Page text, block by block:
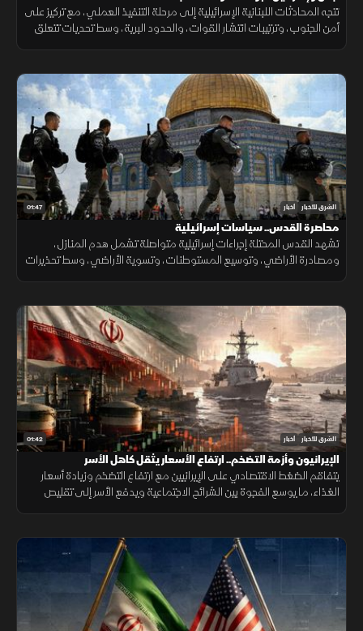
تتجه المحادثات اللبنانية الإسرائيلية إلى مرحلة التنفيذ العملي، مع تركيز على
أمن الجنوب، وترتيبات انتشار القوات، والحدود البرية، وسط تحديات تتعلق
01:47 الشرق للأخبار أخبار
محاصرة القدس.. سياسات إسرائيلية
تشهد القدس المحتلة إجراءات إسرائيلية متواصلة تشمل هدم المنازل،
ومصادرة الأراضي، وتوسيع المستوطنات، وتسوية الأراضي، وسط تحذيرات
01:42 الشرق للأخبار أخبار
الإيرانيون وأزمة التضخم.. ارتفاع الأسعار يثقل كاهل الأسر
يتفاقم الضغط الاقتصادي على الإيرانيين مع ارتفاع التضخم وزيادة أسعار
الغذاء، ما يوسع الفجوة بين الشرائح الاجتماعية ويدفع الأسر إلى تقليص